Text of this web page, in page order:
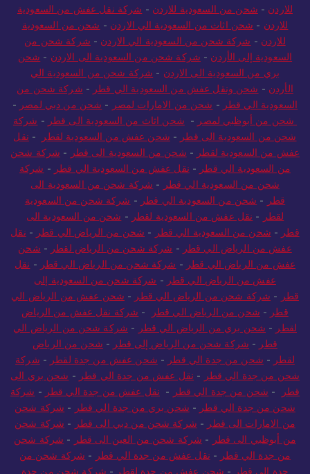
للاردن - شحن من السعودية للاردن - شركة نقل عفش من السعودية
للاردن - شحن اثاث من السعودية الي الاردن - شحن من السعودية
للاردن - شركة شحن من السعودية الي الاردن - شركة شحن من
السعودية إلى الأردن - شركة شحن من السعودية الى الاردن - شحن
بري من السعودية الى الاردن - شركة شحن من السعودية الي
الأردن - شحن ونقل عفش من السعودية الي قطر - شركة شحن من
السعودية الي قطر - شحن من الامارات لمصر - شحن من دبي لمصر -
شحن من أبوظبي لمصر - شحن اثاث من السعودية الى قطر - شركة
شحن من السعودية الى قطر - شحن عفش من السعودية لقطر - نقل
عفش من السعودية لقطر - شحن من السعودية الى قطر - شركة شحن
من السعودية الي قطر - نقل عفش من السعودية الي قطر - شركة
شحن من السعودية الي قطر - شركة شحن من السعودية الى
قطر - شحن من السعودية الي قطر - شركة شحن من السعودية
لقطر - نقل عفش من السعودية لقطر - شحن من السعودية الى
قطر - شحن من السعودية الي قطر - شحن من الرياض الي قطر - نقل
عفش من الرياض الي قطر - شركة شحن من الرياض لقطر - شحن
عفش من الرياض الي قطر - شركة شحن من الرياض الي قطر - نقل
عفش من الرياض الي قطر - شركة شحن من السعودية إلى
قطر - شركة شحن من الرياض الي قطر - شحن عفش من الرياض الي
قطر - شحن من الرياض الي قطر - شركة نقل عفش من الرياض
لقطر - شحن بري من الرياض الي قطر - شركة شحن من الرياض الي
قطر - شركة شحن من الرياض إلى قطر - شحن من الرياض
لقطر - شحن من جدة الي قطر - شحن عفش من جدة لقطر - شركة
شحن من جدة الي قطر - نقل عفش من جدة الي قطر - شحن بري الى
قطر
- شحن من جدة الي قطر - نقل عفش من جدة الي قطر - شركة
شحن من جدة الي قطر - شحن بري من جدة الي قطر - شركة شحن
من الامارات الى قطر - شركة شحن من دبي الى قطر - شركة شحن
من أبوظبي الى قطر - شركة شحن من العين الى قطر - شركة شحن
من جدة الي قطر - نقل عفش من جدة الي قطر - شركة شحن من
جدة الي قطر - شحن عفش من جدة لقطر - شركة شحن من جدة